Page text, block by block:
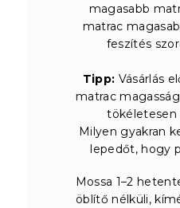
magasabb
matrac
feszítés
Tipp: Vásárlás
matrac
tökéletesen
Milyen gyakran
lepedőt, hogy
Mossa 1–2
öblítő nélküli,